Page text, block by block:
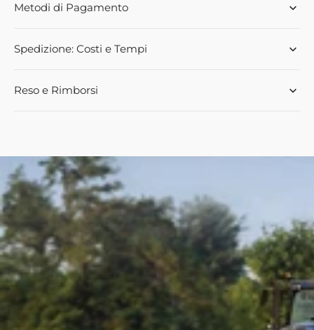
Metodi di Pagamento
Spedizione: Costi e Tempi
Reso e Rimborsi